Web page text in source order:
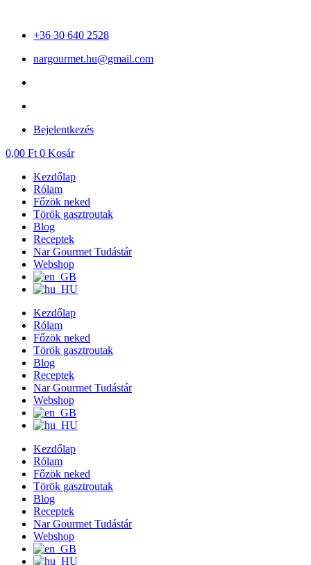
tartalomhoz+36 30 640 2528
nargourmet.hu@gmail.com
Bejelentkezés
0,00 Ft 0 Kosár
Kezdőlap
Rólam
Főzök neked
Török gasztroutak
Blog
Receptek
Nar Gourmet Tudástár
Webshop
Kezdőlap
Rólam
Főzök neked
Török gasztroutak
Blog
Receptek
Nar Gourmet Tudástár
Webshop
Kezdőlap
Rólam
Főzök neked
Török gasztroutak
Blog
Receptek
Nar Gourmet Tudástár
Webshop